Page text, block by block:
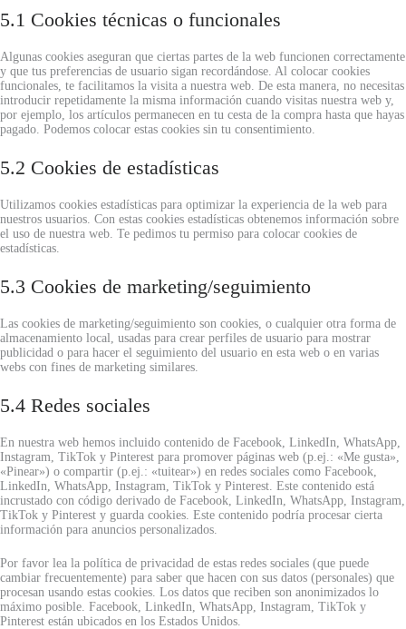
5.1 Cookies técnicas o funcionales
Algunas cookies aseguran que ciertas partes de la web funcionen correctamente
y que tus preferencias de usuario sigan recordándose. Al colocar cookies
funcionales, te facilitamos la visita a nuestra web. De esta manera, no necesitas
introducir repetidamente la misma información cuando visitas nuestra web y,
por ejemplo, los artículos permanecen en tu cesta de la compra hasta que hayas
pagado. Podemos colocar estas cookies sin tu consentimiento.
5.2 Cookies de estadísticas
Utilizamos cookies estadísticas para optimizar la experiencia de la web para
nuestros usuarios. Con estas cookies estadísticas obtenemos información sobre
el uso de nuestra web. Te pedimos tu permiso para colocar cookies de
estadísticas.
5.3 Cookies de marketing/seguimiento
Las cookies de marketing/seguimiento son cookies, o cualquier otra forma de
almacenamiento local, usadas para crear perfiles de usuario para mostrar
publicidad o para hacer el seguimiento del usuario en esta web o en varias
webs con fines de marketing similares.
5.4 Redes sociales
En nuestra web hemos incluido contenido de Facebook, LinkedIn, WhatsApp,
Instagram, TikTok y Pinterest para promover páginas web (p.ej.: «Me gusta»,
«Pinear») o compartir (p.ej.: «tuitear») en redes sociales como Facebook,
LinkedIn, WhatsApp, Instagram, TikTok y Pinterest. Este contenido está
incrustado con código derivado de Facebook, LinkedIn, WhatsApp, Instagram,
TikTok y Pinterest y guarda cookies. Este contenido podría procesar cierta
información para anuncios personalizados.
Por favor lea la política de privacidad de estas redes sociales (que puede
cambiar frecuentemente) para saber que hacen con sus datos (personales) que
procesan usando estas cookies. Los datos que reciben son anonimizados lo
máximo posible. Facebook, LinkedIn, WhatsApp, Instagram, TikTok y
Pinterest están ubicados en los Estados Unidos.